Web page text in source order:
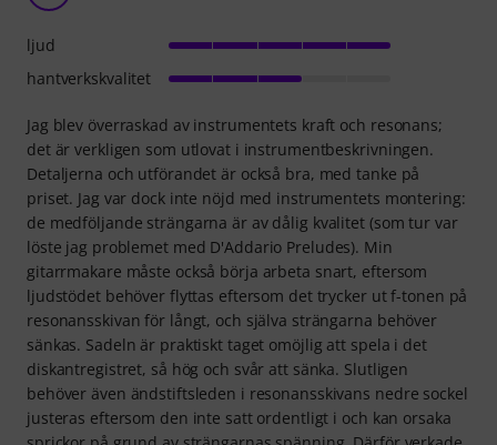
Jag blev överraskad av instrumentets kraft och resonans;
det är verkligen som utlovat i instrumentbeskrivningen.
Detaljerna och utförandet är också bra, med tanke på
priset. Jag var dock inte nöjd med instrumentets montering:
de medföljande strängarna är av dålig kvalitet (som tur var
löste jag problemet med D'Addario Preludes). Min
gitarrmakare måste också börja arbeta snart, eftersom
ljudstödet behöver flyttas eftersom det trycker ut f-tonen på
resonansskivan för långt, och själva strängarna behöver
sänkas. Sadeln är praktiskt taget omöjlig att spela i det
diskantregistret, så hög och svår att sänka. Slutligen
behöver även ändstiftsleden i resonansskivans nedre sockel
justeras eftersom den inte satt ordentligt i och kan orsaka
ljud
hantverkskvalitet